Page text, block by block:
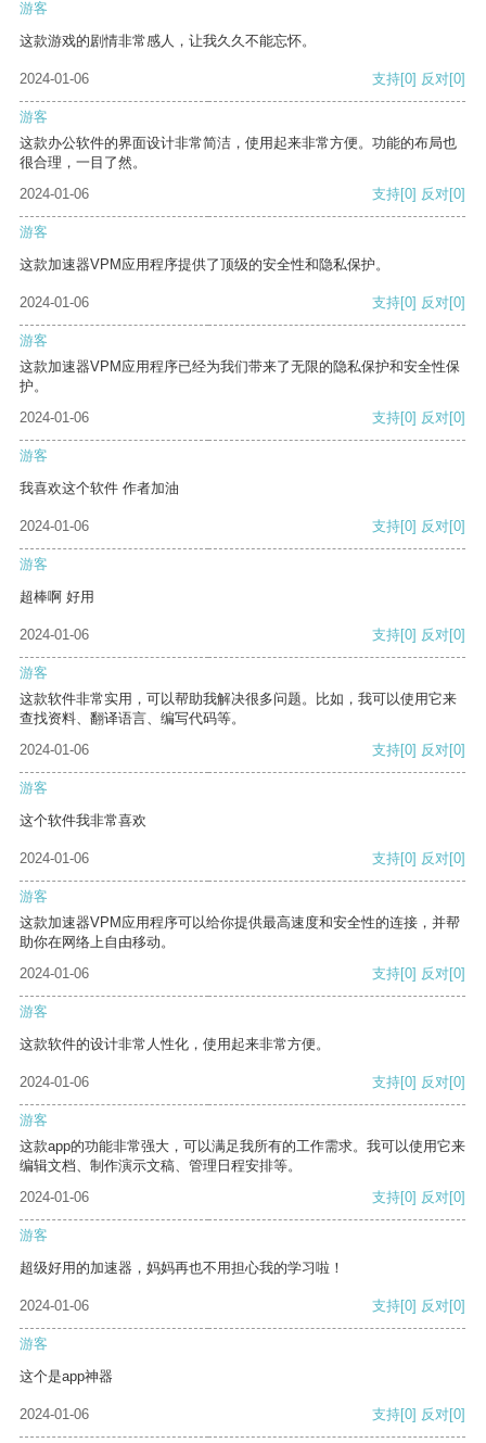
游客
这款游戏的剧情非常感人，让我久久不能忘怀。
2024-01-06 支持[0] 反对[0]
游客
这款办公软件的界面设计非常简洁，使用起来非常方便。功能的布局也
很合理，一目了然。
2024-01-06
支持[0] 反对[0]
游客
这款加速器VPM应用程序提供了顶级的安全性和隐私保护。
2024-01-06 支持[0] 反对[0]
游客
这款加速器VPM应用程序已经为我们带来了无限的隐私保护和安全性保
护。
2024-01-06
支持[0] 反对[0]
游客
我喜欢这个软件 作者加油
2024-01-06 支持[0] 反对[0]
游客
超棒啊 好用
2024-01-06 支持[0] 反对[0]
游客
这款软件非常实用，可以帮助我解决很多问题。比如，我可以使用它来
查找资料、翻译语言、编写代码等。
2024-01-06
支持[0] 反对[0]
游客
这个软件我非常喜欢
2024-01-06 支持[0] 反对[0]
游客
这款加速器VPM应用程序可以给你提供最高速度和安全性的连接，并帮
助你在网络上自由移动。
2024-01-06
支持[0] 反对[0]
游客
这款软件的设计非常人性化，使用起来非常方便。
2024-01-06 支持[0] 反对[0]
游客
这款app的功能非常强大，可以满足我所有的工作需求。我可以使用它来
编辑文档、制作演示文稿、管理日程安排等。
2024-01-06
支持[0] 反对[0]
游客
超级好用的加速器，妈妈再也不用担心我的学习啦！
2024-01-06 支持[0] 反对[0]
游客
这个是app神器
2024-01-06 支持[0] 反对[0]